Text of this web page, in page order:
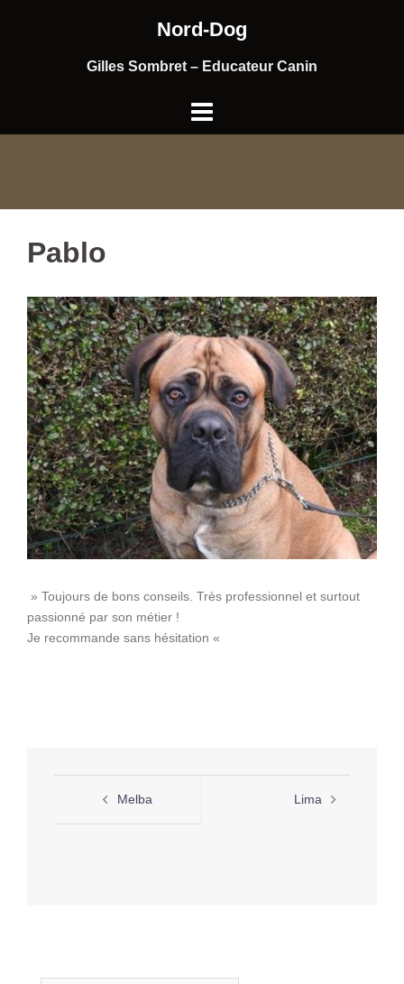
Nord-Dog
Gilles Sombret – Educateur Canin
Pablo
» Toujours de bons conseils. Très professionnel et surtout
passionné par son métier !
Je recommande sans hésitation «
Melba Lima